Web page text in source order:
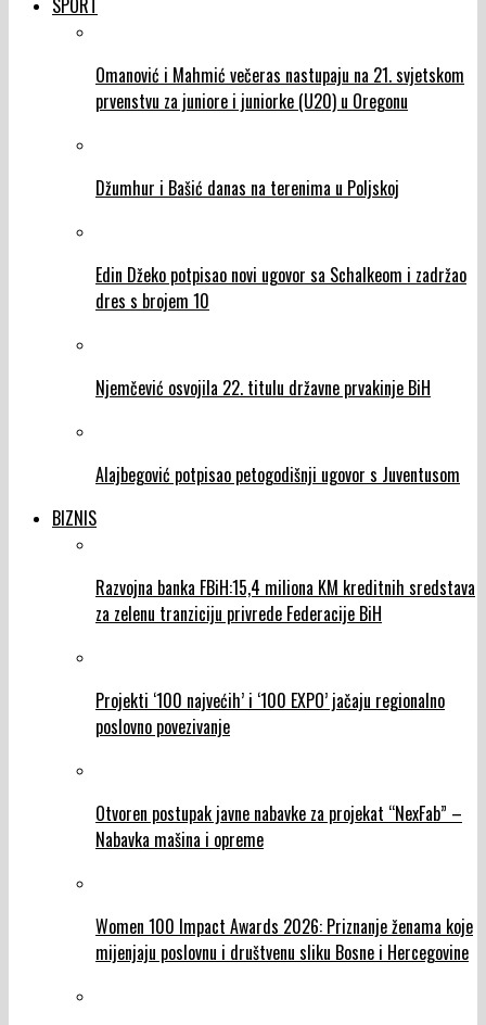
SPORT
Omanović i Mahmić večeras nastupaju na 21. svjetskom
prvenstvu za juniore i juniorke (U20) u Oregonu
Džumhur i Bašić danas na terenima u Poljskoj
Edin Džeko potpisao novi ugovor sa Schalkeom i zadržao
dres s brojem 10
Njemčević osvojila 22. titulu državne prvakinje BiH
Alajbegović potpisao petogodišnji ugovor s Juventusom
BIZNIS
Razvojna banka FBiH:15,4 miliona KM kreditnih sredstava
za zelenu tranziciju privrede Federacije BiH
Projekti ‘100 najvećih’ i ‘100 EXPO’ jačaju regionalno
poslovno povezivanje
Otvoren postupak javne nabavke za projekat “NexFab” –
Nabavka mašina i opreme
Women 100 Impact Awards 2026: Priznanje ženama koje
mijenjaju poslovnu i društvenu sliku Bosne i Hercegovine